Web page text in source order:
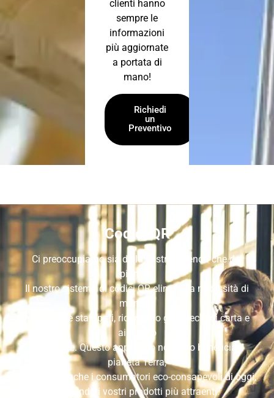
clienti hanno
sempre le
informazioni
più aggiornate
a portata di
mano!
Richiedi
un
Preventivo
Codici QR
Ci preoccupiamo sia della vostra azienda che del
pianeta.
Il nostro sistema di codici QR elimina la necessità di
manuali
multilingue stampati, riducendo gli sprechi di carta e
aiutando
l’ambiente. Questo approccio non solo beneficia il
pianeta Terra,
ma attrae anche i consumatori eco-consapevoli di oggi,
rendendo i vostri prodotti più attraenti.